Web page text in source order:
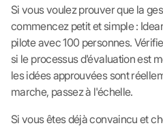
Si vous voulez prouver que la
commencez petit et simple :
pilote avec 100 personnes.
si le processus d'évaluation est
les idées approuvées sont
marche, passez à l'échelle.
Si vous êtes déjà convaincu et